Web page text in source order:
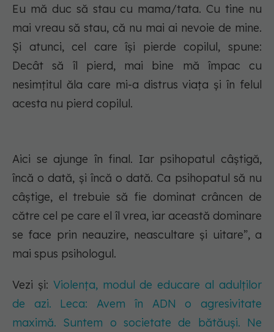
Eu mă duc să stau cu mama/tata. Cu tine nu
mai vreau să stau, că nu mai ai nevoie de mine.
Și atunci, cel care își pierde copilul, spune:
Decât să îl pierd, mai bine mă împac cu
nesimțitul ăla care mi-a distrus viața și în felul
acesta nu pierd copilul.
Aici se ajunge în final. Iar psihopatul câștigă,
încă o dată, și încă o dată. Ca psihopatul să nu
câștige, el trebuie să fie dominat crâncen de
către cel pe care el îl vrea, iar această dominare
se face prin neauzire, neascultare și uitare”, a
mai spus psihologul.
Vezi și: Violența, modul de educare al adulților
de azi. Leca: Avem în ADN o agresivitate
maximă. Suntem o societate de bătăuși. Ne